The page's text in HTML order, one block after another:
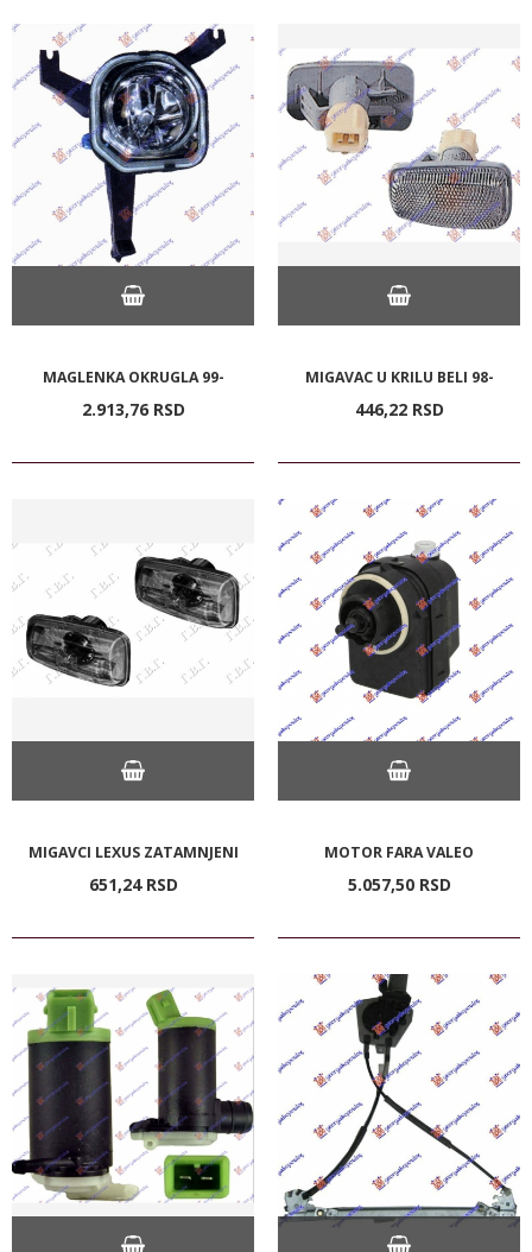
MAGLENKA OKRUGLA 99-
2.913,76 RSD
MIGAVAC U KRILU BELI 98-
446,22 RSD
MIGAVCI LEXUS ZATAMNJENI
651,24 RSD
MOTOR FARA VALEO
5.057,50 RSD